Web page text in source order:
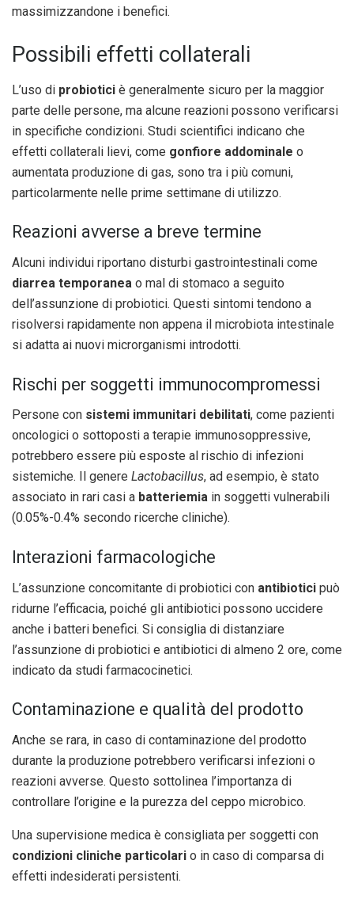
massimizzandone i benefici.
Possibili effetti collaterali
L’uso di probiotici è generalmente sicuro per la maggior
parte delle persone, ma alcune reazioni possono verificarsi
in specifiche condizioni. Studi scientifici indicano che
effetti collaterali lievi, come gonfiore addominale o
aumentata produzione di gas, sono tra i più comuni,
particolarmente nelle prime settimane di utilizzo.
Reazioni avverse a breve termine
Alcuni individui riportano disturbi gastrointestinali come
diarrea temporanea o mal di stomaco a seguito
dell’assunzione di probiotici. Questi sintomi tendono a
risolversi rapidamente non appena il microbiota intestinale
si adatta ai nuovi microrganismi introdotti.
Rischi per soggetti immunocompromessi
Persone con sistemi immunitari debilitati, come pazienti
oncologici o sottoposti a terapie immunosoppressive,
potrebbero essere più esposte al rischio di infezioni
sistemiche. Il genere Lactobacillus, ad esempio, è stato
associato in rari casi a batteriemia in soggetti vulnerabili
(0.05%-0.4% secondo ricerche cliniche).
Interazioni farmacologiche
L’assunzione concomitante di probiotici con antibiotici può
ridurne l’efficacia, poiché gli antibiotici possono uccidere
anche i batteri benefici. Si consiglia di distanziare
l’assunzione di probiotici e antibiotici di almeno 2 ore, come
indicato da studi farmacocinetici.
Contaminazione e qualità del prodotto
Anche se rara, in caso di contaminazione del prodotto
durante la produzione potrebbero verificarsi infezioni o
reazioni avverse. Questo sottolinea l’importanza di
controllare l’origine e la purezza del ceppo microbico.
Una supervisione medica è consigliata per soggetti con
condizioni cliniche particolari o in caso di comparsa di
effetti indesiderati persistenti.